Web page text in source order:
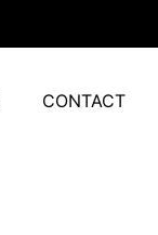
CONTACT